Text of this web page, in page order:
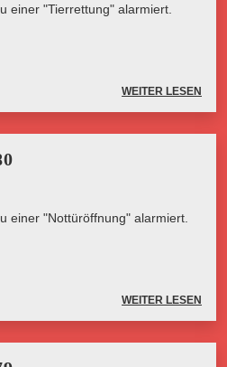
einer "Tierrettung" alarmiert.
WEITER LESEN
einer "Nottüröffnung" alarmiert.
WEITER LESEN